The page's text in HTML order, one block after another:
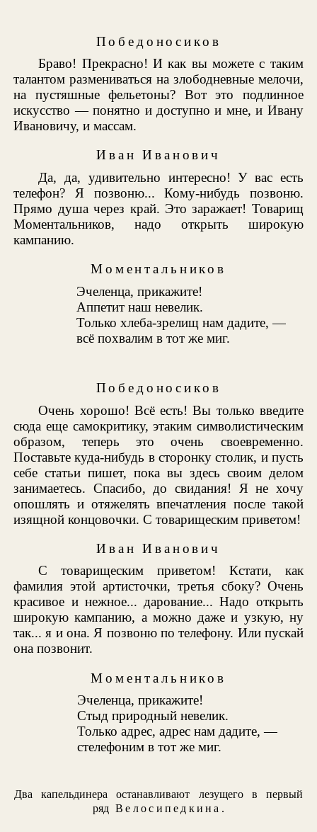
Победоносиков
Браво! Прекрасно! И как вы можете с таким
талантом размениваться на злободневные мелочи,
на пустяшные фельетоны? Вот это подлинное
искусство — понятно и доступно и мне, и Ивану
Ивановичу, и массам.
Иван Иванович
Да, да, удивительно интересно! У вас есть
телефон? Я позвоню... Кому-нибудь позвоню.
Прямо душа через край. Это заражает! Товарищ
Моментальников, надо открыть широкую
кампанию.
Моментальников
Эчеленца, прикажите!
Аппетит наш невелик.
Только хлеба-зрелищ нам дадите, —
всё похвалим в тот же миг.
Победоносиков
Очень хорошо! Всё есть! Вы только введите
сюда еще самокритику, этаким символистическим
образом, теперь это очень своевременно.
Поставьте куда-нибудь в сторонку столик, и пусть
себе статьи пишет, пока вы здесь своим делом
занимаетесь. Спасибо, до свидания! Я не хочу
опошлять и отяжелять впечатления после такой
изящной концовочки. С товарищеским приветом!
Иван Иванович
С товарищеским приветом! Кстати, как
фамилия этой артисточки, третья сбоку? Очень
красивое и нежное... дарование... Надо открыть
широкую кампанию, а можно даже и узкую, ну
так... я и она. Я позвоню по телефону. Или пускай
она позвонит.
Моментальников
Эчеленца, прикажите!
Стыд природный невелик.
Только адрес, адрес нам дадите, —
стелефоним в тот же миг.
Два капельдинера останавливают лезущего в первый
рядВелосипедкина .